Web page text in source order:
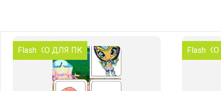
ТОЛЬКО ДЛЯ ПК
Flash Flash